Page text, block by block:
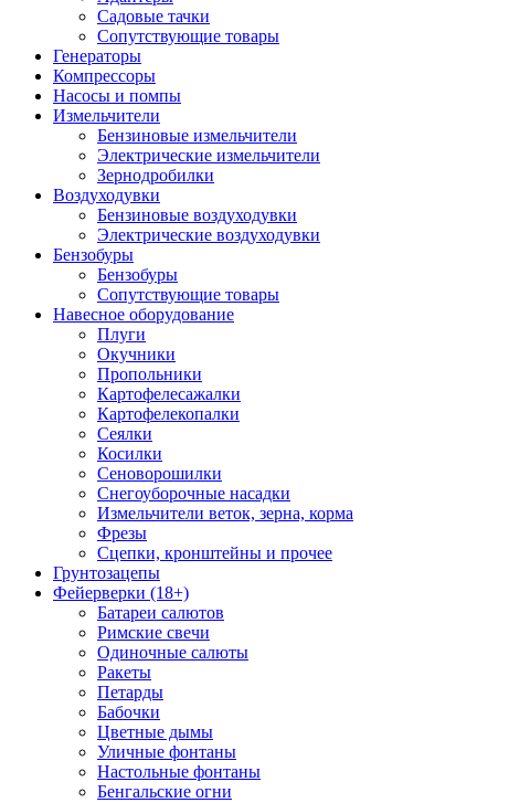
Садовые тачки
Сопутствующие товары
Генераторы
Компрессоры
Насосы и помпы
Измельчители
Бензиновые измельчители
Электрические измельчители
Зернодробилки
Воздуходувки
Бензиновые воздуходувки
Электрические воздуходувки
Бензобуры
Бензобуры
Сопутствующие товары
Навесное оборудование
Плуги
Окучники
Пропольники
Картофелесажалки
Картофелекопалки
Сеялки
Косилки
Сеноворошилки
Снегоуборочные насадки
Измельчители веток, зерна, корма
Фрезы
Сцепки, кронштейны и прочее
Грунтозацепы
Фейерверки (18+)
Батареи салютов
Римские свечи
Одиночные салюты
Ракеты
Петарды
Бабочки
Цветные дымы
Уличные фонтаны
Настольные фонтаны
Бенгальские огни